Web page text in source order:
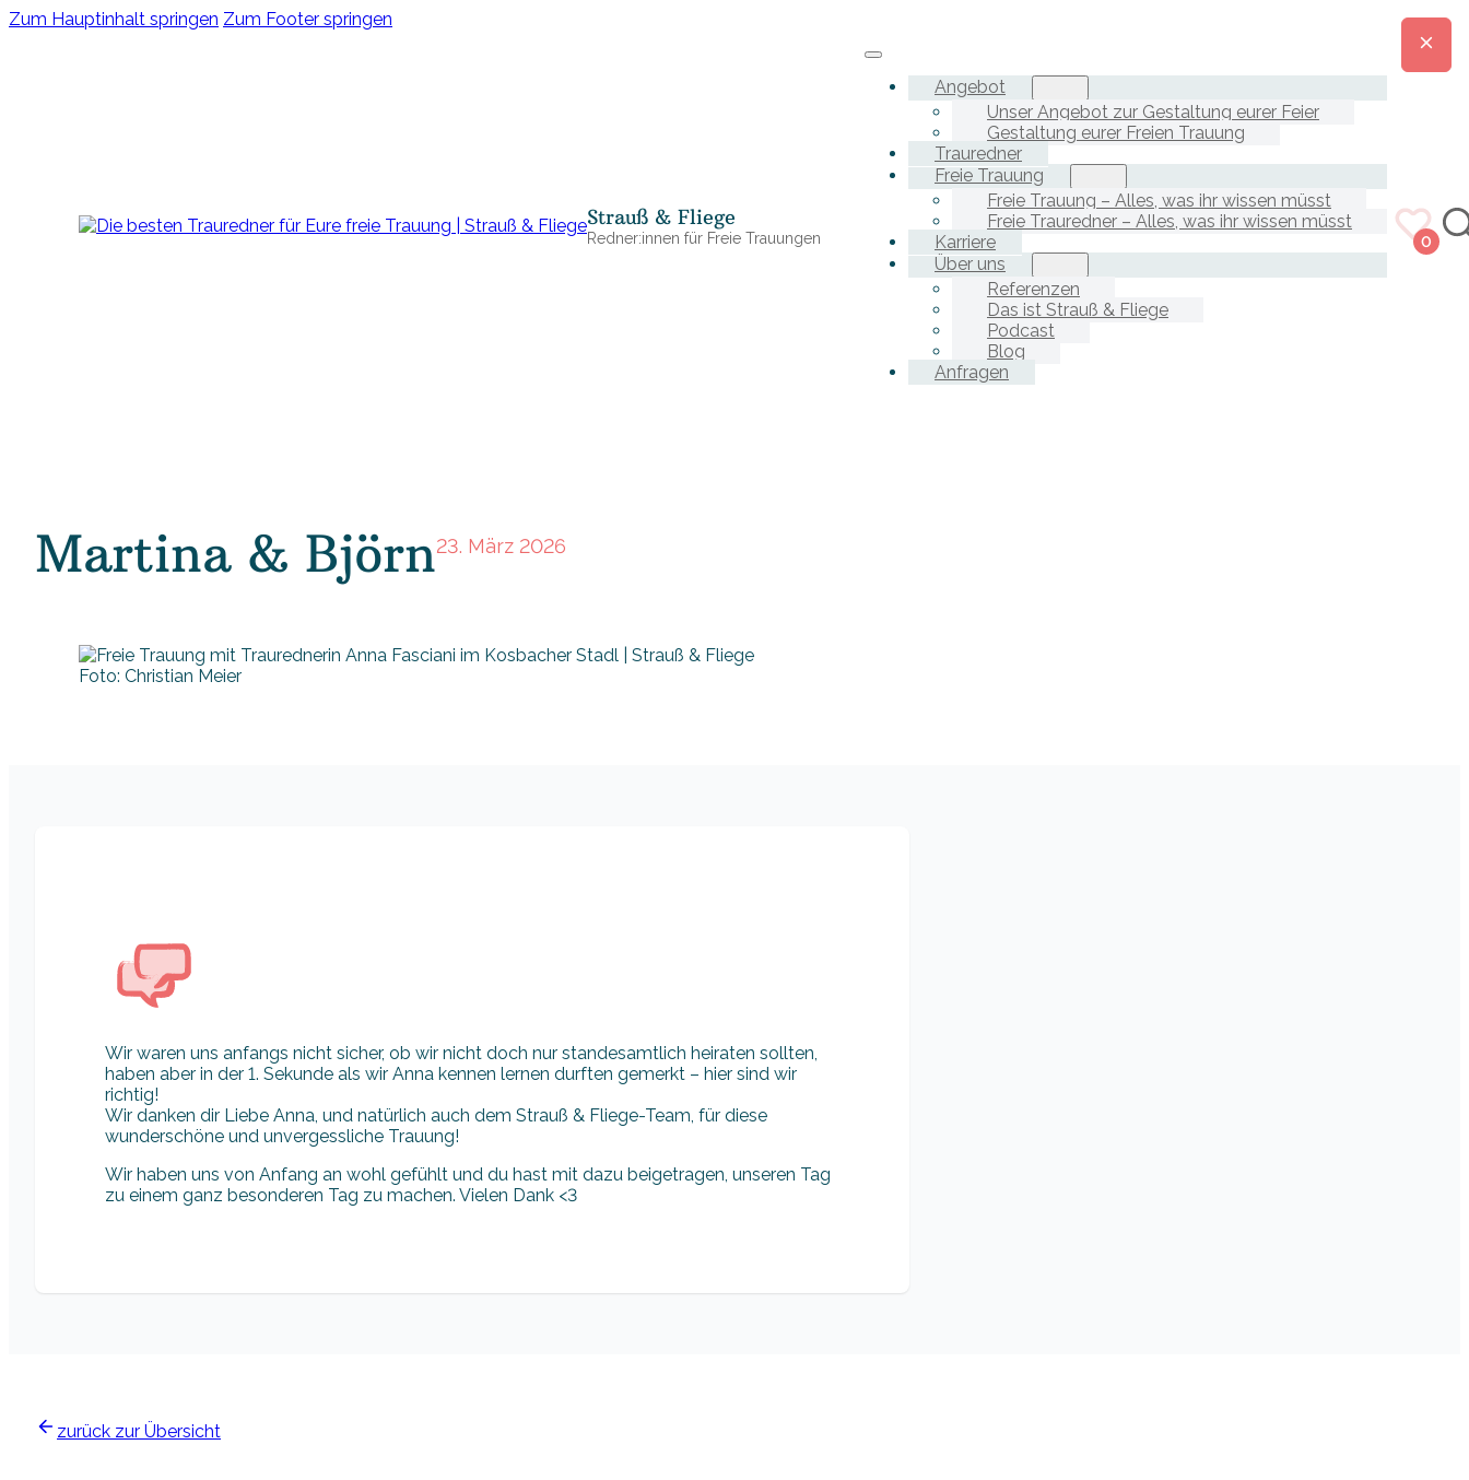
Zum Hauptinhalt springen Zum Footer springen
Strauß & Fliege
Redner:innen für Freie Trauungen
Angebot
Unser Angebot zur Gestaltung eurer Feier
Gestaltung eurer Freien Trauung
Trauredner
Freie Trauung
Freie Trauung – Alles, was ihr wissen müsst
Freie Trauredner – Alles, was ihr wissen müsst
Karriere
Über uns
Referenzen
Das ist Strauß & Fliege
Podcast
Blog
Anfragen
0
Martina & Björn23. März 2026
Foto: Christian Meier
Wir waren uns anfangs nicht sicher, ob wir nicht doch nur standesamtlich heiraten sollten,
haben aber in der 1. Sekunde als wir Anna kennen lernen durften gemerkt – hier sind wir
richtig!
Wir danken dir Liebe Anna, und natürlich auch dem Strauß & Fliege-Team, für diese
wunderschöne und unvergessliche Trauung!
Wir haben uns von Anfang an wohl gefühlt und du hast mit dazu beigetragen, unseren Tag
zu einem ganz besonderen Tag zu machen. Vielen Dank <3
zurück zur Übersicht